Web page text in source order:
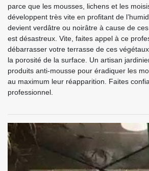
parce que les mousses, lichens et les
développent très vite en profitant de
devient verdâtre ou noirâtre à cause de
est désastreux. Vite, faites appel à ce
débarrasser votre terrasse de ces
la porosité de la surface. Un artisan
produits anti-mousse pour éradiquer les
au maximum leur réapparition. Faites
professionnel.